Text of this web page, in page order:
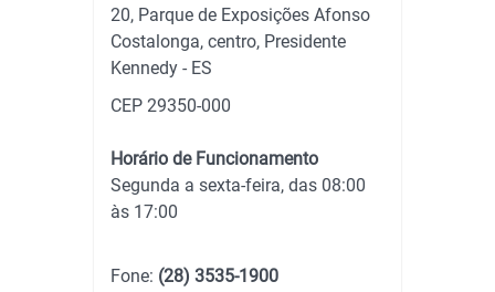
20, Parque de Exposições Afonso
Costalonga, centro, Presidente
Kennedy - ES
CEP 29350-000
Horário de Funcionamento
Segunda a sexta-feira, das 08:00
às 17:00
Fone: (28) 3535-1900